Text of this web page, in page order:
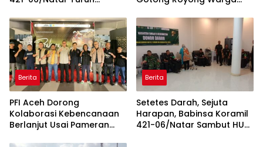
Depan Masjid Baiturrohim
Miftahussalam
Berita
PFI Aceh Dorong
Kolaborasi Kebencanaan
Berlanjut Usai Pameran
Berita
Setetes Darah, Sejuta
Harapan, Babinsa Koramil
421-06/Natar Sambut HUT
Berita